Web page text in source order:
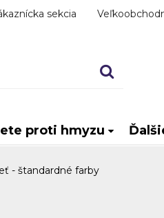
sekcia
proti hmyzu
- štandardné farby